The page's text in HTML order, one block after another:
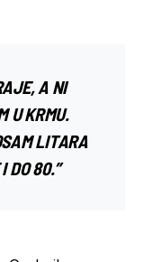
A NI
U KRMU.
LITARA
DO 80.”